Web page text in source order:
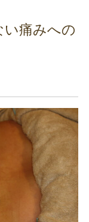
い痛みへの